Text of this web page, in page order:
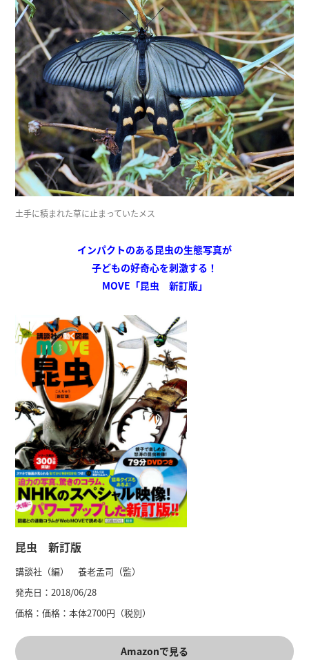
土手に積まれた草に止まっていたメス
インパクトのある昆虫の生態写真が
子どもの好奇心を刺激する！
MOVE「昆虫 新訂版」
昆虫 新訂版
講談社（編） 養老孟司（監）
発売日：2018/06/28
価格：価格：本体2700円（税別）
Amazonで見る